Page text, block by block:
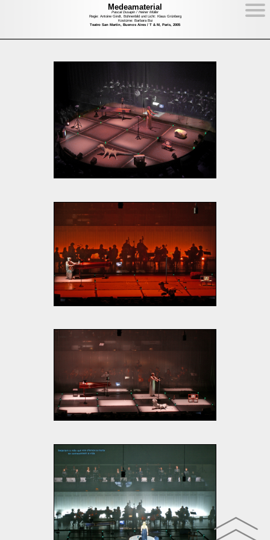
Medeamaterial
Pascal Dusapin / Heiner Müller
Regie: Antoine Gindt, Bühnenbild und Licht: Klaus Grünberg
Kostüme: Barbara Bui
Teatro San Martin, Buenos Aires / T & M, Paris, 2005